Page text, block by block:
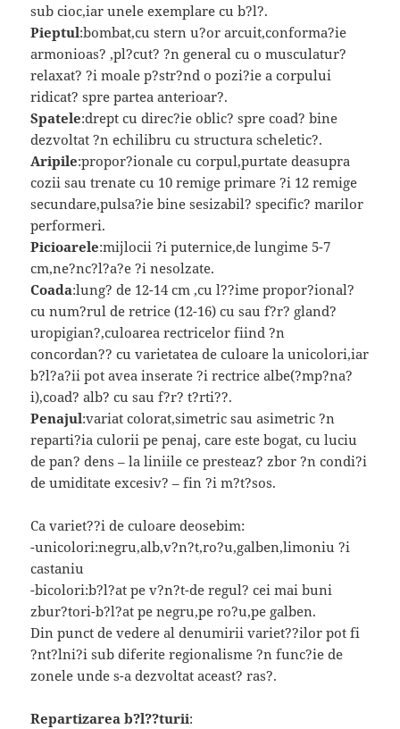
sub cioc,iar unele exemplare cu b?l?.
Pieptul:bombat,cu stern u?or arcuit,conforma?ie
armonioas? ,pl?cut? ?n general cu o musculatur?
relaxat? ?i moale p?str?nd o pozi?ie a corpului
ridicat? spre partea anterioar?.
Spatele:drept cu direc?ie oblic? spre coad? bine
dezvoltat ?n echilibru cu structura scheletic?.
Aripile:propor?ionale cu corpul,purtate deasupra
cozii sau trenate cu 10 remige primare ?i 12 remige
secundare,pulsa?ie bine sesizabil? specific? marilor
performeri.
Picioarele:mijlocii ?i puternice,de lungime 5-7
cm,ne?nc?l?a?e ?i nesolzate.
Coada:lung? de 12-14 cm ,cu l??ime propor?ional?
cu num?rul de retrice (12-16) cu sau f?r? gland?
uropigian?,culoarea rectricelor fiind ?n
concordan?? cu varietatea de culoare la unicolori,iar
b?l?a?ii pot avea inserate ?i rectrice albe(?mp?na?
i),coad? alb? cu sau f?r? t?rti??.
Penajul:variat colorat,simetric sau asimetric ?n
reparti?ia culorii pe penaj, care este bogat, cu luciu
de pan? dens – la liniile ce presteaz? zbor ?n condi?i
de umiditate excesiv? – fin ?i m?t?sos.
Ca variet??i de culoare deosebim:
-unicolori:negru,alb,v?n?t,ro?u,galben,limoniu ?i
castaniu
-bicolori:b?l?at pe v?n?t-de regul? cei mai buni
zbur?tori-b?l?at pe negru,pe ro?u,pe galben.
Din punct de vedere al denumirii variet??ilor pot fi
?nt?lni?i sub diferite regionalisme ?n func?ie de
zonele unde s-a dezvoltat aceast? ras?.
Repartizarea b?l??turii: